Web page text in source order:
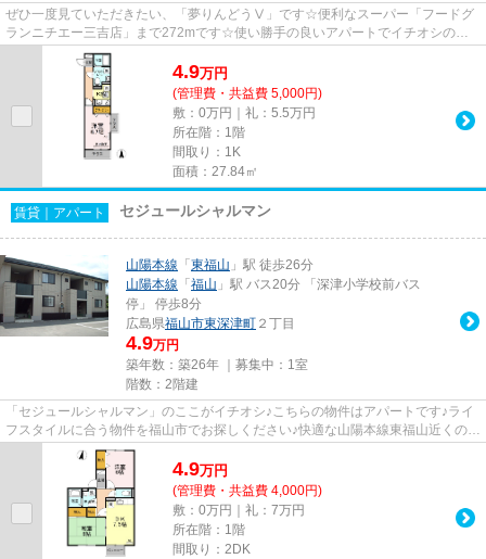
ぜひ一度見ていただきたい、「夢りんどうⅤ」です☆便利なスーパー「フードグ
ランニチエー三吉店」まで272mです☆使い勝手の良いアパートでイチオシの物
件です☆インターネットの使用が可...
4.9万円
(管理費・共益費 5,000円)
敷：0万円｜礼：5.5万円
所在階：1階
間取り：1K
面積：27.84㎡
賃貸｜アパート セジュールシャルマン
山陽本線 「 東福山 」駅 徒歩26分
山陽本線 「 福山 」駅 バス20分 「深津小学校前バス
停」 停歩8分
広島県福山市東深津町 ２丁目
4.9万円
築年数：築26年 ｜募集中： 1室
階数：2階建
「セジュールシャルマン」のここがイチオシ♪こちらの物件はアパートです♪ライ
フスタイルに合う物件を福山市でお探しください♪快適な山陽本線東福山近くの物
件情報が満載ですので、084-...
4.9万円
(管理費・共益費 4,000円)
敷：0万円｜礼：7万円
所在階：1階
間取り：2DK